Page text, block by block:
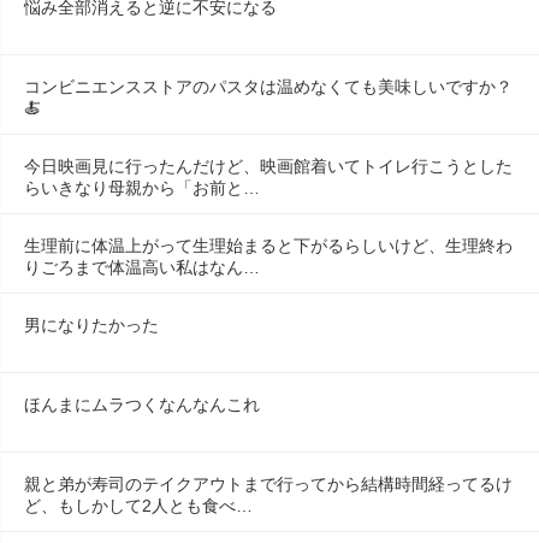
悩み全部消えると逆に不安になる
コンビニエンスストアのパスタは温めなくても美味しいですか？
🍝
今日映画見に行ったんだけど、映画館着いてトイレ行こうとした
らいきなり母親から「お前と…
生理前に体温上がって生理始まると下がるらしいけど、生理終わ
りごろまで体温高い私はなん…
男になりたかった
ほんまにムラつくなんなんこれ
親と弟が寿司のテイクアウトまで行ってから結構時間経ってるけ
ど、もしかして2人とも食べ…